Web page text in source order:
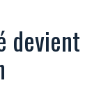
devient